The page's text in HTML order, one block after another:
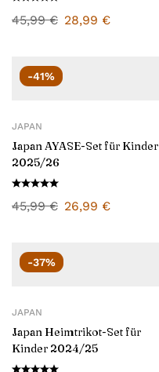
45,99€ 28,99 €
-41%
JAPAN
Japan AYASE-Set für Kinder
2025/26
45,99€ 26,99 €
-37%
JAPAN
Japan Heimtrikot-Set für
Kinder 2024/25